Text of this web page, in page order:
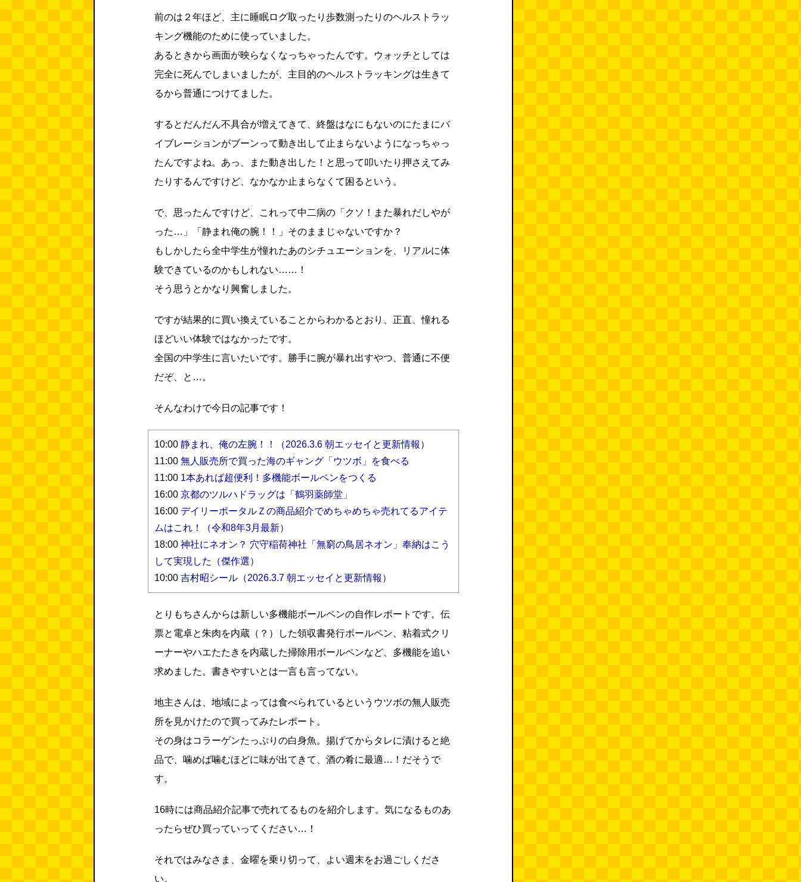
前のは２年ほど、主に睡眠ログ取ったり歩数測ったりのヘルストラッ
キング機能のために使っていました。
あるときから画面が映らなくなっちゃったんです。ウォッチとしては
完全に死んでしまいましたが、主目的のヘルストラッキングは生きて
るから普通につけてました。
するとだんだん不具合が増えてきて、終盤はなにもないのにたまにバ
イブレーションがブーンって動き出して止まらないようになっちゃっ
たんですよね。あっ、また動き出した！と思って叩いたり押さえてみ
たりするんですけど、なかなか止まらなくて困るという。
で、思ったんですけど、これって中二病の「クソ！また暴れだしやが
った…」「静まれ俺の腕！！」そのままじゃないですか？
もしかしたら全中学生が憧れたあのシチュエーションを、リアルに体
験できているのかもしれない……！
そう思うとかなり興奮しました。
ですが結果的に買い換えていることからわかるとおり、正直、憧れる
ほどいい体験ではなかったです。
全国の中学生に言いたいです。勝手に腕が暴れ出すやつ、普通に不便
だぞ、と…。
そんなわけで今日の記事です！
10:00 静まれ、俺の左腕！！（2026.3.6 朝エッセイと更新情報）
11:00 無人販売所で買った海のギャング「ウツボ」を食べる
11:00 1本あれば超便利！多機能ボールペンをつくる
16:00 京都のツルハドラッグは「鶴羽薬師堂」
16:00 デイリーポータルＺの商品紹介でめちゃめちゃ売れてるアイテ
ムはこれ！（令和8年3月最新）
18:00 神社にネオン？ 穴守稲荷神社「無窮の鳥居ネオン」奉納はこう
して実現した（傑作選）
10:00 吉村昭シール（2026.3.7 朝エッセイと更新情報）
とりもちさんからは新しい多機能ボールペンの自作レポートです。伝
票と電卓と朱肉を内蔵（？）した領収書発行ボールペン、粘着式クリ
ーナーやハエたたきを内蔵した掃除用ボールペンなど、多機能を追い
求めました。書きやすいとは一言も言ってない。
地主さんは、地域によっては食べられているというウツボの無人販売
所を見かけたので買ってみたレポート。
その身はコラーゲンたっぷりの白身魚。揚げてからタレに漬けると絶
品で、噛めば噛むほどに味が出てきて、酒の肴に最適…！だそうで
す。
16時には商品紹介記事で売れてるものを紹介します。気になるものあ
ったらぜひ買っていってください…！
それではみなさま、金曜を乗り切って、よい週末をお過ごしくださ
い。